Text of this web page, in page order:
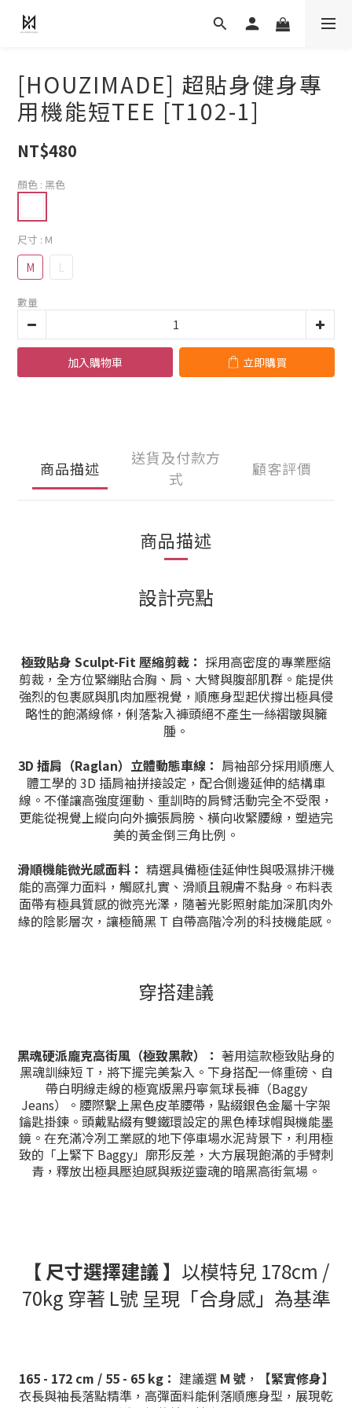
[HOUZIMADE] 超貼身健身專
用機能短TEE [T102-1]
NT$480
顏色 : 黑色
尺寸 : M
M L
數量
加入購物車 立即購買
商品描述
送貨及付款方
式
顧客評價
商品描述
設計亮點
極致貼身 Sculpt-Fit 壓縮剪裁： 採用高密度的專業壓縮
剪裁，全方位緊繃貼合胸、肩、大臂與腹部肌群。能提供
強烈的包裹感與肌肉加壓視覺，順應身型起伏撐出極具侵
略性的飽滿線條，俐落紮入褲頭絕不產生一絲褶皺與臃
腫。
3D 插肩（Raglan）立體動態車線： 肩袖部分採用順應人
體工學的 3D 插肩袖拼接設定，配合側邊延伸的結構車
線。不僅讓高強度運動、重訓時的肩臂活動完全不受限，
更能從視覺上縱向向外擴張肩膀、橫向收緊腰線，塑造完
美的黃金倒三角比例。
滑順機能微光感面料： 精選具備極佳延伸性與吸濕排汗機
能的高彈力面料，觸感扎實、滑順且親膚不黏身。布料表
面帶有極具質感的微亮光澤，隨著光影照射能加深肌肉外
緣的陰影層次，讓極簡黑 T 自帶高階冷冽的科技機能感。
穿搭建議
黑魂硬派龐克高街風（極致黑款）： 著用這款極致貼身的
黑魂訓練短 T，將下擺完美紮入。下身搭配一條重磅、自
帶白明線走線的極寬版黑丹寧氣球長褲（Baggy
Jeans）。腰際繫上黑色皮革腰帶，點綴銀色金屬十字架
鑰匙掛鍊。頭戴點綴有雙鐵環設定的黑色棒球帽與機能墨
鏡。在充滿冷冽工業感的地下停車場水泥背景下，利用極
致的「上緊下 Baggy」廓形反差，大方展現飽滿的手臂刺
青，釋放出極具壓迫感與叛逆靈魂的暗黑高街氣場。
【 尺寸選擇建議 】 以模特兒 178cm /
70kg 穿著 L號 呈現「合身感」為基準
165 - 172 cm / 55 - 65 kg： 建議選 M 號，
【緊實修身】
衣長與袖長落點精準，高彈面料能俐落順應身型，展現乾